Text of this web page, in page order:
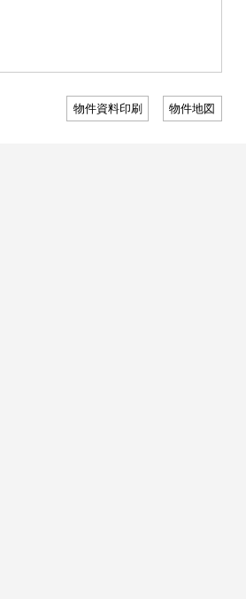
物件資料印刷 物件地図